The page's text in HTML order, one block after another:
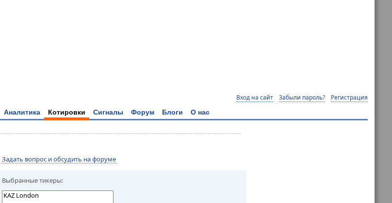
Вход на сайт Забыли пароль? Регистрация
Аналитика Котировки Сигналы Форум Блоги О нас
Задать вопрос и обсудить на форуме
Выбранные тикеры: